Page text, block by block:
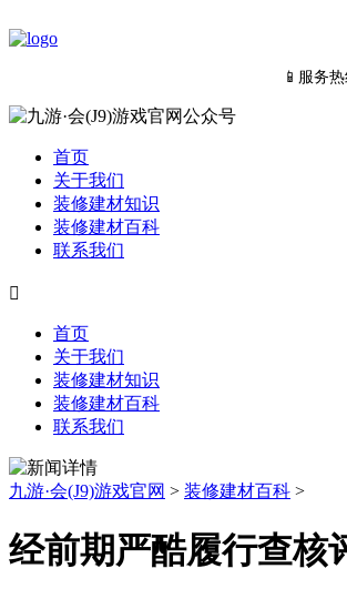
📱服务热
首页
关于我们
装修建材知识
装修建材百科
联系我们

首页
关于我们
装修建材知识
装修建材百科
联系我们
九游·会(J9)游戏官网 > 装修建材百科 >
经前期严酷履行查核